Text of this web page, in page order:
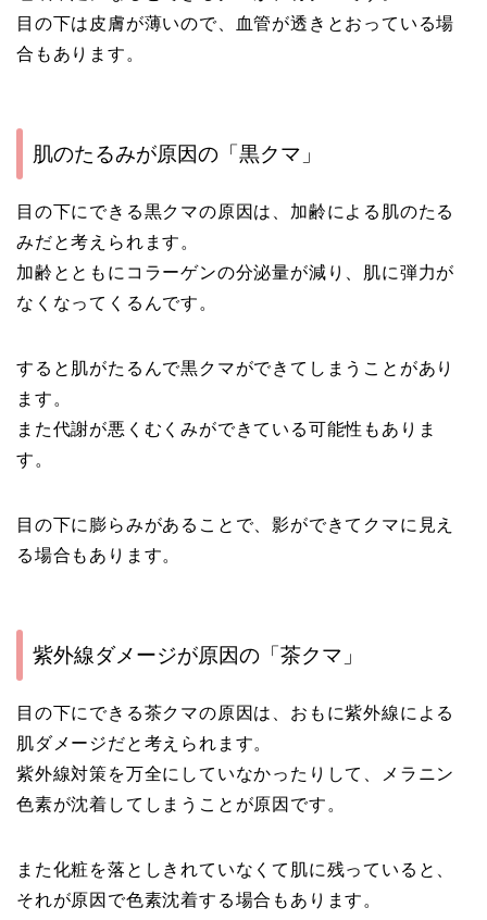
目の下は皮膚が薄いので、血管が透きとおっている場
合もあります。
肌のたるみが原因の「黒クマ」
目の下にできる黒クマの原因は、加齢による肌のたる
みだと考えられます。
加齢とともにコラーゲンの分泌量が減り、肌に弾力が
なくなってくるんです。
すると肌がたるんで黒クマができてしまうことがあり
ます。
また代謝が悪くむくみができている可能性もありま
す。
目の下に膨らみがあることで、影ができてクマに見え
る場合もあります。
紫外線ダメージが原因の「茶クマ」
目の下にできる茶クマの原因は、おもに紫外線による
肌ダメージだと考えられます。
紫外線対策を万全にしていなかったりして、メラニン
色素が沈着してしまうことが原因です。
また化粧を落としきれていなくて肌に残っていると、
それが原因で色素沈着する場合もあります。